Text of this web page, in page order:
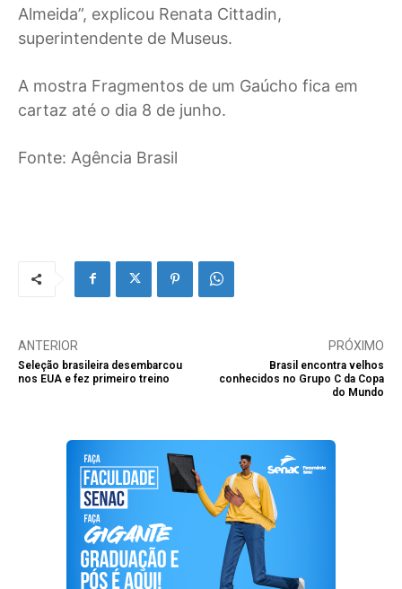
Almeida”, explicou Renata Cittadin,
superintendente de Museus.
A mostra Fragmentos de um Gaúcho fica em
cartaz até o dia 8 de junho.
Fonte: Agência Brasil
ANTERIOR
Seleção brasileira desembarcou
nos EUA e fez primeiro treino
PRÓXIMO
Brasil encontra velhos
conhecidos no Grupo C da Copa
do Mundo